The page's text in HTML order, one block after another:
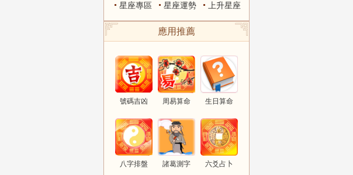
星座專區
星座運勢 上升星座
應用推薦
號碼吉凶 周易算命 生日算命
八字排盤 諸葛測字 六爻占卜